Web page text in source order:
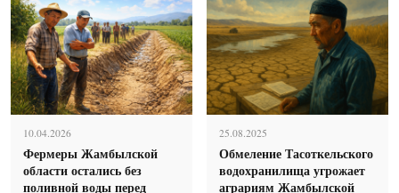
10.04.2026
Фермеры Жамбылской
области остались без
поливной воды перед
25.08.2025
Обмеление Тасоткельского
водохранилища угрожает
аграриям Жамбылской